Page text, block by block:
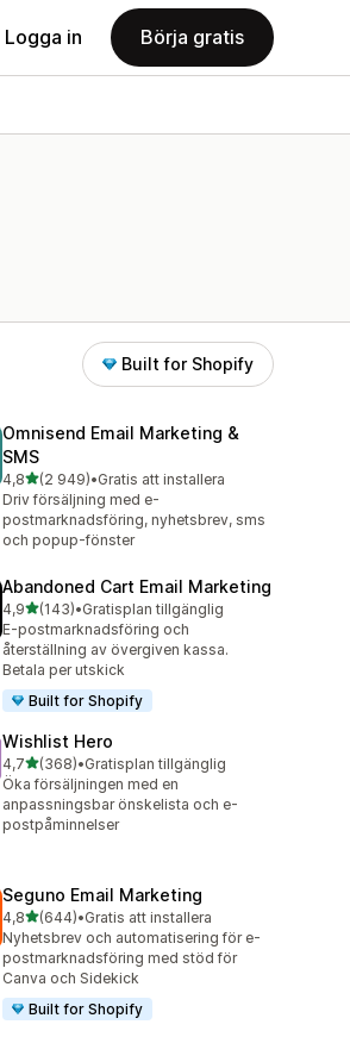
Logga in Börja gratis
Built for Shopify
Omnisend Email Marketing &
SMS
4,8av 5 stjärnor
(2 949)
2949 recensioner totalt
•Gratis att installera
Driv försäljning med e-
postmarknadsföring, nyhetsbrev, sms
och popup-fönster
Abandoned Cart Email Marketing
4,9av 5 stjärnor
(143)
143 recensioner totalt
•Gratisplan tillgänglig
E-postmarknadsföring och
återställning av övergiven kassa.
Betala per utskick
Built for Shopify
Wishlist Hero
4,7av 5 stjärnor
(368)
368 recensioner totalt
•Gratisplan tillgänglig
Öka försäljningen med en
anpassningsbar önskelista och e-
postpåminnelser
Seguno Email Marketing
4,8av 5 stjärnor
(644)
644 recensioner totalt
•Gratis att installera
Nyhetsbrev och automatisering för e-
postmarknadsföring med stöd för
Canva och Sidekick
Built for Shopify